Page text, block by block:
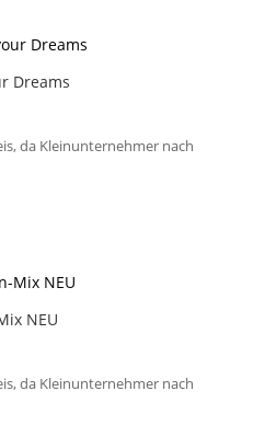
Dreams
da Kleinunternehmer nach
NEU
da Kleinunternehmer nach